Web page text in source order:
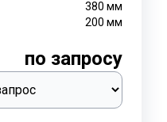
380 мм
200 мм
по запросу